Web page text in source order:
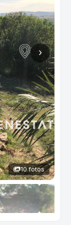
›
10 fotos